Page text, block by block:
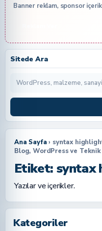
Banner reklam, sponsor
Sitede Ara
Ana Sayfa › syntax
Blog, WordPress ve
Etiket: syntax
Yazılar ve içerikler.
Kategoriler